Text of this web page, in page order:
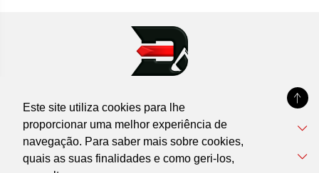
Este site utiliza cookies para lhe
proporcionar uma melhor experiência de
navegação. Para saber mais sobre cookies,
quais as suas finalidades e como geri-los,
DEVIL'MACHINES
Informações